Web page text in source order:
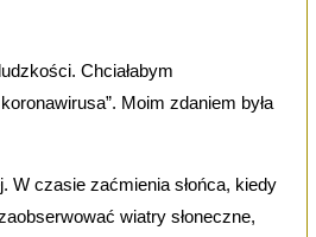
Chciałabym
Moim zdaniem była
W czasie zaćmienia słońca, kiedy
wiatry słoneczne,